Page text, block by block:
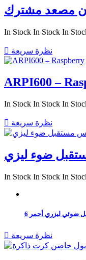
In Stock In Stock In
 نظرة سريعة
ARPI600 –
In Stock In Stock In
 نظرة سريعة
In Stock In Stock In
 نظرة سريعة